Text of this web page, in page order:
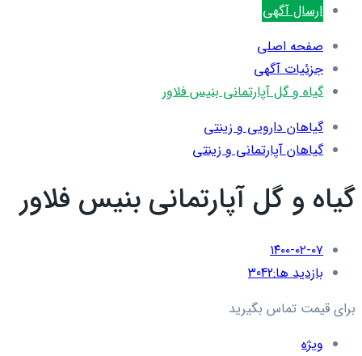
ارسال آگهی
صفحه اصلی
جزئیات آگهی
گیاه و گل آپارتمانی بنیس فلاور
گیاهان دارویی و زینتی
گیاهان آپارتمانی و زینتی
گیاه و گل آپارتمانی بنیس فلاور
۱۴۰۰-۰۲-۰۷
بازدید ها:3042
برای قیمت تماس بگیرید
ویژه